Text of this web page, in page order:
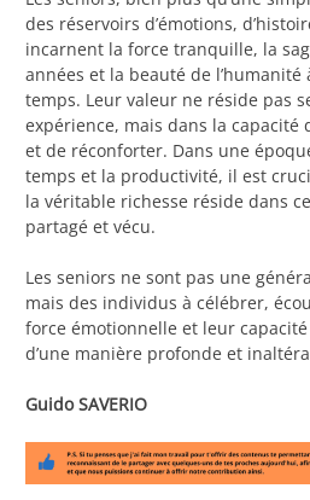
des réservoirs d’émotions,
incarnent la force tranquille, la
années et la beauté de
temps. Leur valeur ne réside pas
expérience, mais dans la capacité
et de réconforter. Dans une
temps et la productivité, il est
la véritable richesse réside dans
partagé et vécu.
Les seniors ne sont pas une
mais des individus à célébrer,
force émotionnelle et leur
d’une manière profonde et
Guido SAVERIO